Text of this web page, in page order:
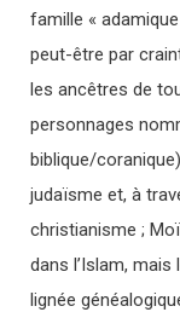
famille «
peut-être par
les ancêtres de
personnages
biblique/
judaïsme et, à
christianisme ;
dans l’Islam,
lignée